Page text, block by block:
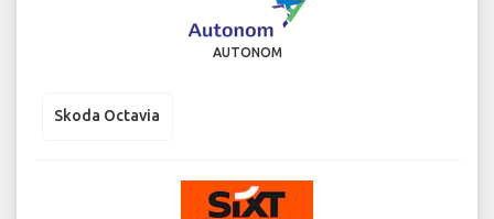
AUTONOM
Skoda Octavia